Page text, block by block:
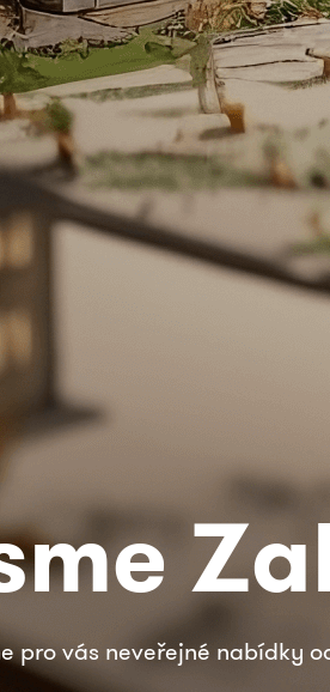
pro vás neveřejné nabídky